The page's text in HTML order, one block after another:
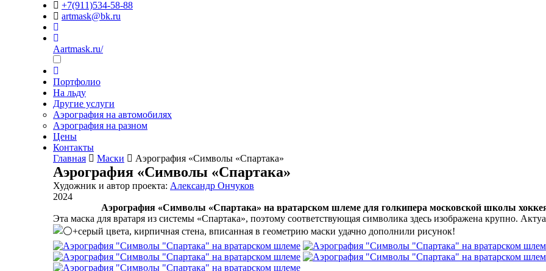
+7(911)534-58-88
artmask@bk.ru
Aartmask.ru/
Портфолио
На льду
Другие услуги
Аэрография на автомобилях
Аэрография на разном
Цены
Контакты
Главная
Маски Аэрография «Символы «Спартака»
Аэрография «Символы «Спартака»
Художник и автор проекта: Александр Ончуков
2024
Аэрография «Символы «Спартака» на вратарском шлеме для голкипера московской школы
Эта маска для вратаря из системы «Спартака», поэтому соответствующая символика здесь изображена крупно.
+серый цвета, кирпичная стена, вписанная в геометрию маски удачно дополнили рисунок!